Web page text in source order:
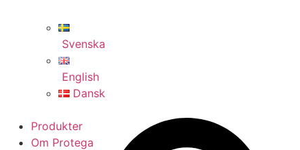
Svenska
English
Dansk
Produkter
Om Protega